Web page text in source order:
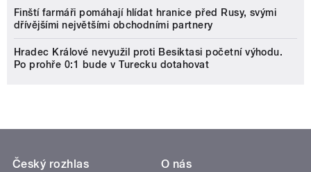
Finští farmáři pomáhají hlídat hranice před Rusy, svými
dřívějšími největšími obchodními partnery
Hradec Králové nevyužil proti Besiktasi početní výhodu.
Po prohře 0:1 bude v Turecku dotahovat
Český rozhlas
O nás